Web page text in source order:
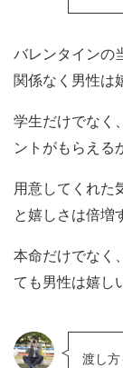
バレンタインの
関係なく男性は
学生だけでなく
ントがもらえる
用意してくれた
と嬉しさは倍増
本命だけでなく
ても男性は嬉し
渡し方